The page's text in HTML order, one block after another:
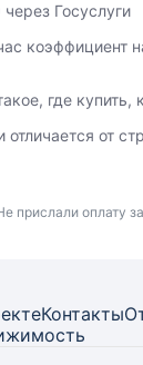
Госуслуги
коэффициент
где купить,
от
прислали оплату
Контакты